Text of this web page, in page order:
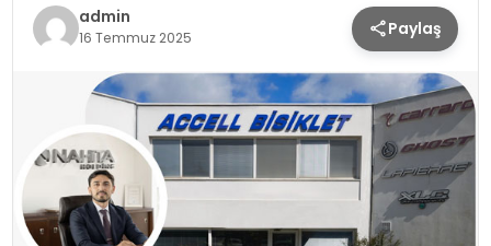
MAGAZIN
KÜLTÜR & SANAT
SPOR
SAĞLIK
admin
16 Temmuz 2025 Paylaş